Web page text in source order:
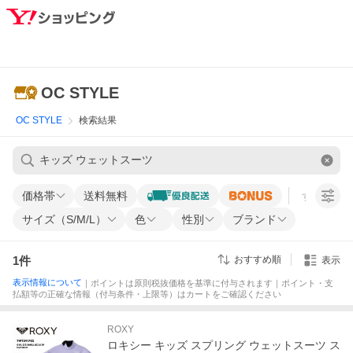
OC STYLE
OC STYLE 検索結果
価格帯 送料無料 すべての条
サイズ（S/M/L） 色 性別 ブランド
1件 おすすめ順 表示
表示情報について ｜ポイントは原則税抜価格を基準に付与されます｜ポイント・支
払額等の正確な情報（付与条件・上限等）はカートをご確認ください
ROXY
ロキシー キッズ スプリング ウェットスーツ ス